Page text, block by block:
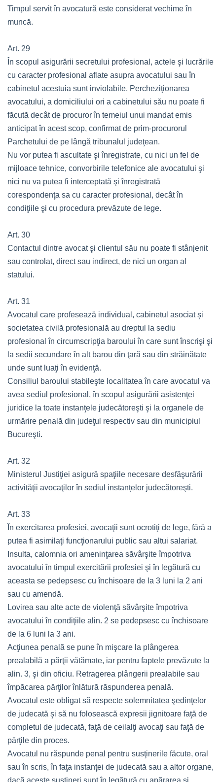
Timpul servit în avocatură este considerat vechime în
muncă.
Art. 29
În scopul asigurării secretului profesional, actele şi lucrările
cu caracter profesional aflate asupra avocatului sau în
cabinetul acestuia sunt inviolabile. Percheziţionarea
avocatului, a domiciliului ori a cabinetului său nu poate fi
făcută decât de procuror în temeiul unui mandat emis
anticipat în acest scop, confirmat de prim-procurorul
Parchetului de pe lângă tribunalul judeţean.
Nu vor putea fi ascultate şi înregistrate, cu nici un fel de
mijloace tehnice, convorbirile telefonice ale avocatului şi
nici nu va putea fi interceptată şi înregistrată
corespondenţa sa cu caracter profesional, decât în
condiţiile şi cu procedura prevăzute de lege.
Art. 30
Contactul dintre avocat şi clientul său nu poate fi stânjenit
sau controlat, direct sau indirect, de nici un organ al
statului.
Art. 31
Avocatul care profesează individual, cabinetul asociat şi
societatea civilă profesională au dreptul la sediu
profesional în circumscripţia baroului în care sunt înscrişi şi
la sedii secundare în alt barou din ţară sau din străinătate
unde sunt luaţi în evidenţă.
Consiliul baroului stabileşte localitatea în care avocatul va
avea sediul profesional, în scopul asigurării asistenţei
juridice la toate instanţele judecătoreşti şi la organele de
urmărire penală din judeţul respectiv sau din municipiul
Bucureşti.
Art. 32
Ministerul Justiţiei asigură spaţiile necesare desfăşurării
activităţii avocaţilor în sediul instanţelor judecătoreşti.
Art. 33
În exercitarea profesiei, avocaţii sunt ocrotiţi de lege, fără a
putea fi asimilaţi funcţionarului public sau altui salariat.
Insulta, calomnia ori ameninţarea săvârşite împotriva
avocatului în timpul exercitării profesiei şi în legătură cu
aceasta se pedepsesc cu închisoare de la 3 luni la 2 ani
sau cu amendă.
Lovirea sau alte acte de violenţă săvârşite împotriva
avocatului în condiţiile alin. 2 se pedepsesc cu închisoare
de la 6 luni la 3 ani.
Acţiunea penală se pune în mişcare la plângerea
prealabilă a părţii vătămate, iar pentru faptele prevăzute la
alin. 3, şi din oficiu. Retragerea plângerii prealabile sau
împăcarea părţilor înlătură răspunderea penală.
Avocatul este obligat să respecte solemnitatea şedinţelor
de judecată şi să nu folosească expresii jignitoare faţă de
completul de judecată, faţă de ceilalţi avocaţi sau faţă de
părţile din proces.
Avocatul nu răspunde penal pentru susţinerile făcute, oral
sau în scris, în faţa instanţei de judecată sau a altor organe,
dacă aceste susţineri sunt în legătură cu apărarea şi